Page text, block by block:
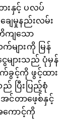
းနှင့် ပလပ်
ျေမှုနည်းလမ်း
ကျသော
ျားကို မြန်
ျားသည် ပုံမှန်
ခွင့်ကို ဖွင့်ထား
ပြီးပြည့်စုံ
တာဖေ့စ်နှင့်
ကောင့်ကို